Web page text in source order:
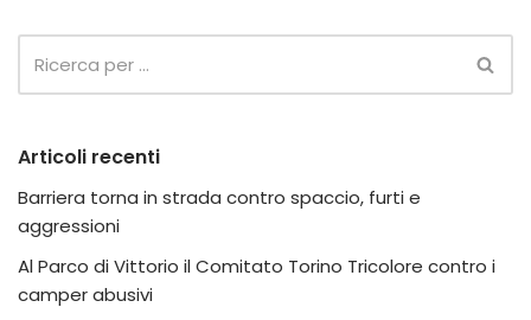
Articoli recenti
Barriera torna in strada contro spaccio, furti e
aggressioni
Al Parco di Vittorio il Comitato Torino Tricolore contro i
camper abusivi